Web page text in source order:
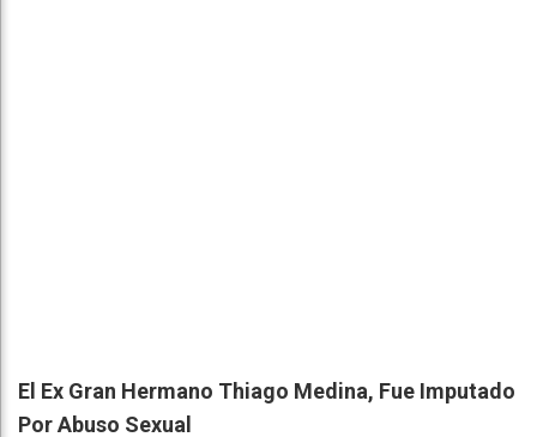
El Ex Gran Hermano Thiago Medina, Fue Imputado
Por Abuso Sexual